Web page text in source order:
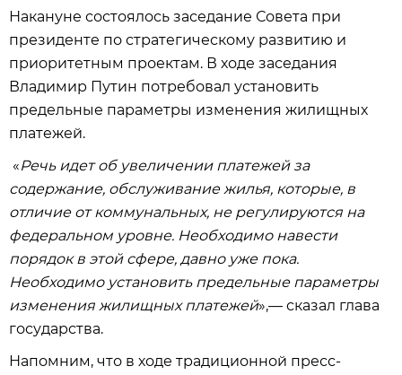
Накануне состоялось заседание Совета при
президенте по стратегическому развитию и
приоритетным проектам. В ходе заседания
Владимир Путин потребовал установить
предельные параметры изменения жилищных
платежей.
«Речь идет об увеличении платежей за
содержание, обслуживание жилья, которые, в
отличие от коммунальных, не регулируются на
федеральном уровне. Необходимо навести
порядок в этой сфере, давно уже пока.
Необходимо установить предельные параметры
изменения жилищных платежей»,— сказал глава
государства.
Напомним, что в ходе традиционной пресс-